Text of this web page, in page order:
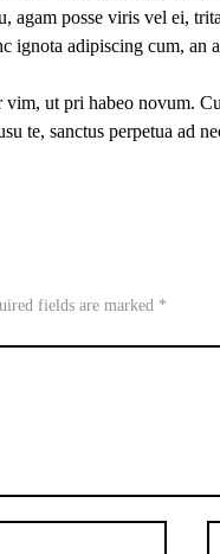
agam posse viris vel ei,
ignota adipiscing cum, an
ut pri habeo novum.
te, sanctus perpetua ad
fields are marked *